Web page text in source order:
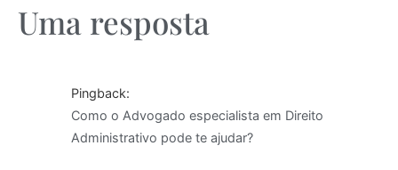
Uma resposta
Pingback:
Como o Advogado especialista em Direito
Administrativo pode te ajudar?